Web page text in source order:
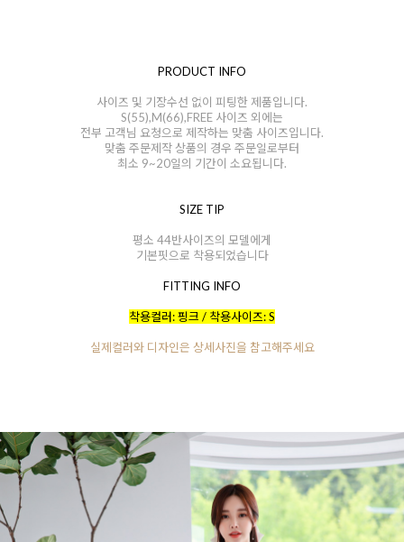
PRODUCT INFO
사이즈 및 기장수선 없이 피팅한 제품입니다.
S(55),M(66),FREE 사이즈 외에는
전부 고객님 요청으로 제작하는 맞춤 사이즈입니다.
맞춤 주문제작 상품의 경우 주문일로부터
최소 9~20일의 기간이 소요됩니다.
SIZE TIP
평소 44반사이즈의 모델에게
기본핏으로 착용되었습니다
FITTING INFO
착용컬러: 핑크 / 착용사이즈: S
실제컬러와 디자인은 상세사진을 참고해주세요